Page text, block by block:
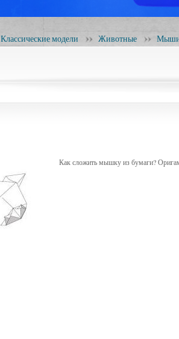
Классические модели Животные
Как сложить мышку из бумаги?